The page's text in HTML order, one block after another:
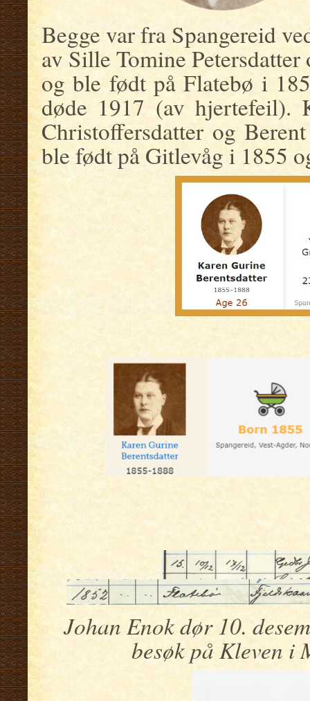
Begge var fra Spangereid
av Sille Tomine
og ble født på Flatebø i
døde 1917 (av hjertefeil).
Christoffersdatter og
ble født på Gitlevåg i 1855
Johan Enok dør 10.
besøk på Kleven i